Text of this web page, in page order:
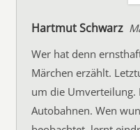
Hartmut Schwarz
Wer hat denn
Märchen erzählt.
um die Umverteilung.
Autobahnen. Wen